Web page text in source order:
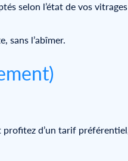
selon l’état de vos
sans l’abîmer.
profitez d’un tarif